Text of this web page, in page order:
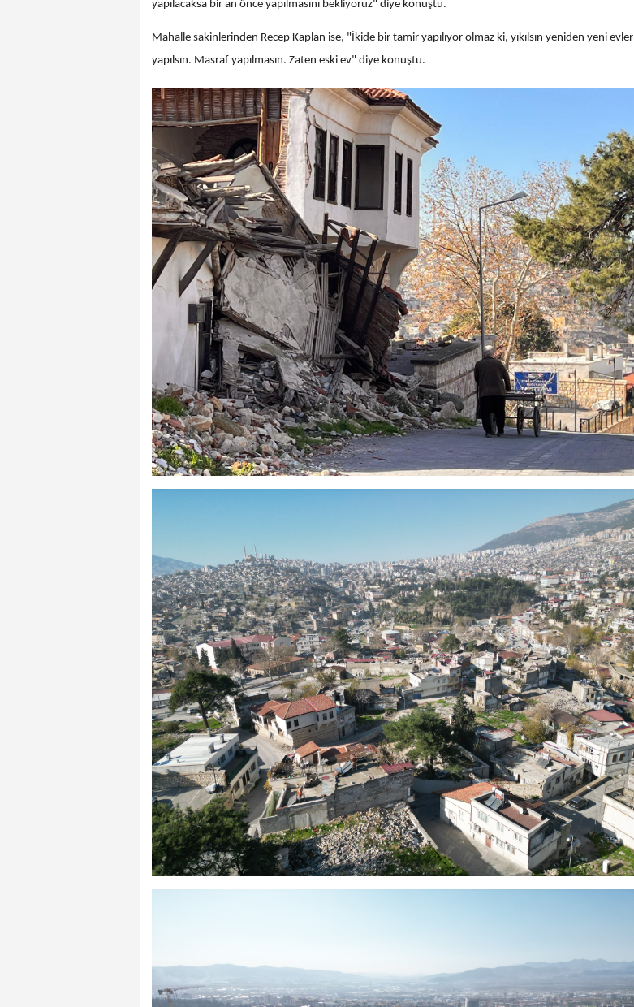
yapılacaksa bir an önce yapılmasını bekliyoruz" diye konuştu.
Mahalle sakinlerinden Recep Kaplan ise, "İkide bir tamir yapılıyor olmaz ki, yıkılsın yeniden yeni evler
yapılsın. Masraf yapılmasın. Zaten eski ev" diye konuştu.